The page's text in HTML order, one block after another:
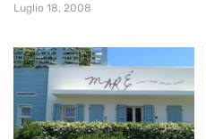
Luglio 18, 2008